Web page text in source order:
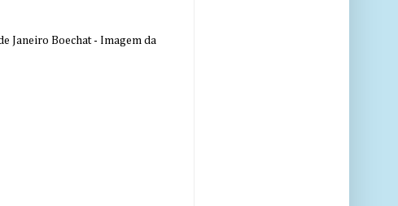
Janeiro Boechat - Imagem da